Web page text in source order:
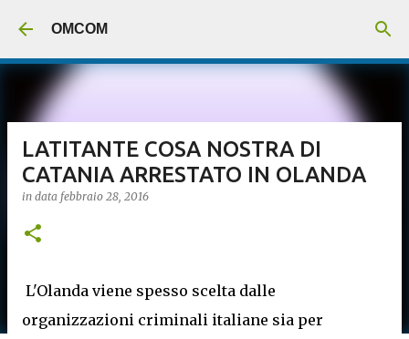
OMCOM
LATITANTE COSA NOSTRA DI
CATANIA ARRESTATO IN OLANDA
in data febbraio 28, 2016
L'Olanda viene spesso scelta dalle
organizzazioni criminali italiane sia per